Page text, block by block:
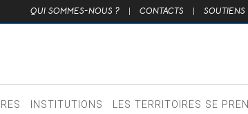
QUI SOMMES-NOUS ? | CONTACTS | SOUTIENS
INSTITUTIONS LES TERRITOIRES SE